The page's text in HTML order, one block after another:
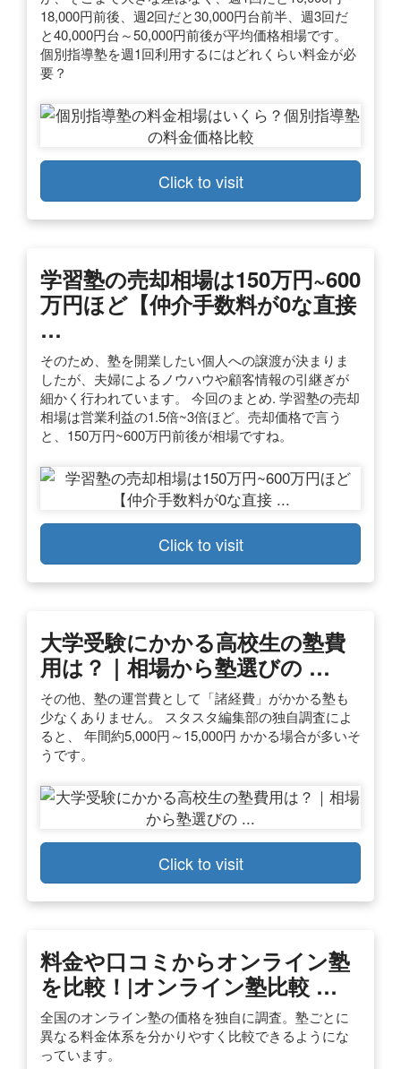
18,000円前後、週2回だと30,000円台前半、週3回だ
と40,000円台～50,000円前後が平均価格相場です。
個別指導塾を週1回利用するにはどれくらい料金が必
要？
Click to visit
学習塾の売却相場は150万円~600
万円ほど【仲介手数料が0な直接
…
そのため、塾を開業したい個人への譲渡が決まりま
したが、夫婦によるノウハウや顧客情報の引継ぎが
細かく行われています。 今回のまとめ. 学習塾の売却
相場は営業利益の1.5倍~3倍ほど。売却価格で言う
と、150万円~600万円前後が相場ですね。
Click to visit
大学受験にかかる高校生の塾費
用は？｜相場から塾選びの …
その他、塾の運営費として「諸経費」がかかる塾も
少なくありません。 スタスタ編集部の独自調査によ
ると、 年間約5,000円～15,000円 かかる場合が多いそ
うです。
Click to visit
料金や口コミからオンライン塾
を比較！|オンライン塾比較 …
全国のオンライン塾の価格を独自に調査。塾ごとに
異なる料金体系を分かりやすく比較できるようにな
っています。